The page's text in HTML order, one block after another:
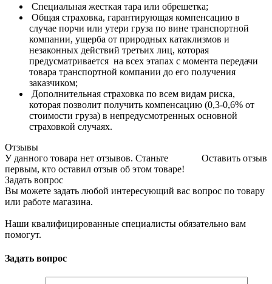
Специальная жесткая тара или обрешетка;
Общая страховка, гарантирующая компенсацию в
случае порчи или утери груза по вине транспортной
компании, ущерба от природных катаклизмов и
незаконных действий третьих лиц, которая
предусматривается на всех этапах с момента передачи
товара транспортной компании до его получения
заказчиком;
Дополнительная страховка по всем видам риска,
которая позволит получить компенсацию (0,3-0,6% от
стоимости груза) в непредусмотренных основной
страховкой случаях.
Отзывы
Оставить отзыв
У данного товара нет отзывов. Станьте
первым, кто оставил отзыв об этом товаре!
Задать вопрос
Вы можете задать любой интересующий вас вопрос по товару
или работе магазина.
Наши квалифицированные специалисты обязательно вам
помогут.
Задать вопрос